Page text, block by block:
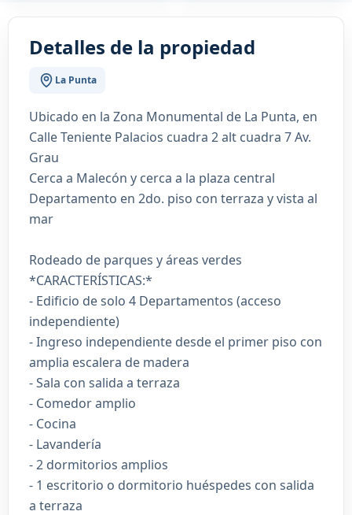
Detalles de la propiedad
La Punta
Ubicado en la Zona Monumental de La Punta, en
Calle Teniente Palacios cuadra 2 alt cuadra 7 Av.
Grau
Cerca a Malecón y cerca a la plaza central
Departamento en 2do. piso con terraza y vista al
mar
Rodeado de parques y áreas verdes
*CARACTERÍSTICAS:*
- Edificio de solo 4 Departamentos (acceso
independiente)
- Ingreso independiente desde el primer piso con
amplia escalera de madera
- Sala con salida a terraza
- Comedor amplio
- Cocina
- Lavandería
- 2 dormitorios amplios
- 1 escritorio o dormitorio huéspedes con salida
a terraza